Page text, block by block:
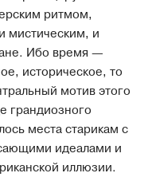
ритмом,
мистическим, и
Ибо время —
историческое, то
мотив этого
грандиозного
места старикам с
идеалами и
иллюзии.